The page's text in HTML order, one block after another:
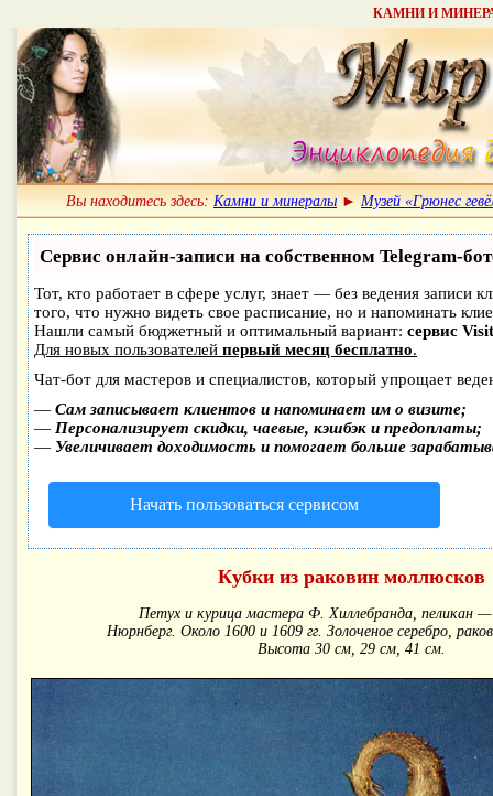
КАМНИ И
Вы находитесь здесь: Камни и минералы ► Музей «Грюнес
Сервис онлайн-записи на собственном Telegram-
Тот, кто работает в сфере услуг, знает — без ведения записи
того, что нужно видеть свое расписание, но и напоминать
Нашли самый бюджетный и оптимальный вариант: сервис
Для новых пользователей первый месяц бесплатно.
Чат-бот для мастеров и специалистов, который упрощает
— Сам записывает клиентов и напоминает им о визите;
— Персонализирует скидки, чаевые, кэшбэк и предоплаты;
— Увеличивает доходимость и помогает больше
Начать пользоваться сервисом
Кубки из раковин моллюсков
Петух и курица мастера Ф. Хиллебранда, пеликан
Нюрнберг. Около 1600 и 1609 гг. Золоченое серебро,
Высота 30 см, 29 см, 41 см.